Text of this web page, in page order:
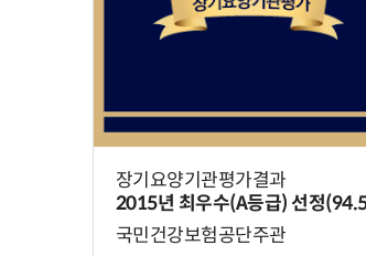
장기요양기관평가결과
2015년 최우수(A등급) 선정
국민건강보험공단주관